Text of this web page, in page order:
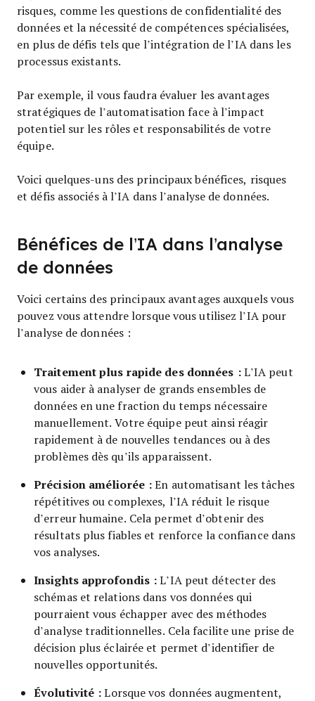
risques, comme les questions de confidentialité des
données et la nécessité de compétences spécialisées,
en plus de défis tels que l’intégration de l’IA dans les
processus existants.
Par exemple, il vous faudra évaluer les avantages
stratégiques de l’automatisation face à l’impact
potentiel sur les rôles et responsabilités de votre
équipe.
Voici quelques-uns des principaux bénéfices, risques
et défis associés à l’IA dans l’analyse de données.
Bénéfices de l’IA dans l’analyse
de données
Voici certains des principaux avantages auxquels vous
pouvez vous attendre lorsque vous utilisez l’IA pour
l’analyse de données :
Traitement plus rapide des données :L’IA peut
vous aider à analyser de grands ensembles de
données en une fraction du temps nécessaire
manuellement. Votre équipe peut ainsi réagir
rapidement à de nouvelles tendances ou à des
problèmes dès qu’ils apparaissent.
Précision améliorée :En automatisant les tâches
répétitives ou complexes, l’IA réduit le risque
d’erreur humaine. Cela permet d’obtenir des
résultats plus fiables et renforce la confiance dans
vos analyses.
Insights approfondis :L’IA peut détecter des
schémas et relations dans vos données qui
pourraient vous échapper avec des méthodes
d’analyse traditionnelles. Cela facilite une prise de
décision plus éclairée et permet d’identifier de
nouvelles opportunités.
Évolutivité :Lorsque vos données augmentent,